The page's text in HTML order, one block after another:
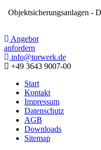
Objektsicherungsanlagen -
Angebot
anfordern
info@torwerk.de
+49 3643 9007-00
Start
Kontakt
Impressum
Datenschutz
AGB
Downloads
Sitemap